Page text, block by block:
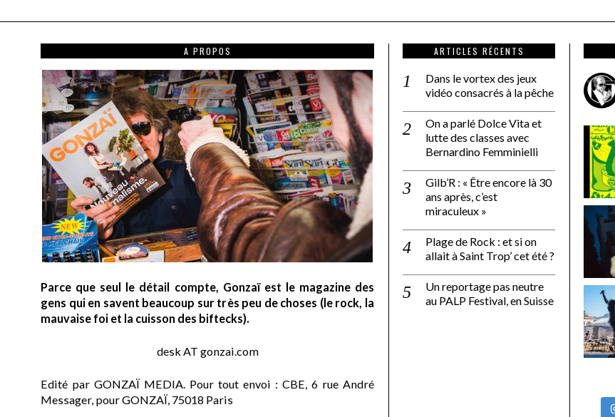
A PROPOS
Parce que seul le détail compte, Gonzaï est le magazine des
gens qui en savent beaucoup sur très peu de choses (le rock, la
mauvaise foi et la cuisson des biftecks).
desk AT gonzai.com
Edité par GONZAÏ MEDIA. Pour tout envoi : CBE, 6 rue André
Messager, pour GONZAÏ, 75018 Paris
ARTICLES RÉCENTS
Dans le vortex des jeux
vidéo consacrés à la pêche
On a parlé Dolce Vita et
lutte des classes avec
Bernardino Femminielli
Gilb’R : « Être encore là 30
ans après, c’est
miraculeux »
Plage de Rock : et si on
allait à Saint Trop’ cet été ?
Un reportage pas neutre
au PALP Festival, en Suisse